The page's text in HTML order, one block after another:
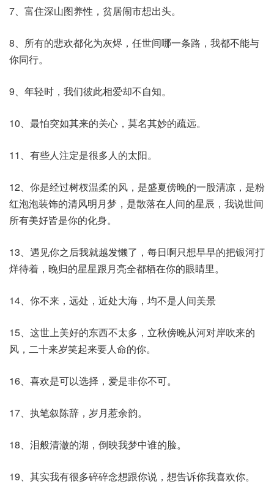
7、富住深山图养性，贫居闹市想出头。
8、所有的悲欢都化为灰烬，任世间哪一条路，我都不能与
你同行。
9、年轻时，我们彼此相爱却不自知。
10、最怕突如其来的关心，莫名其妙的疏远。
11、有些人注定是很多人的太阳。
12、你是经过树杈温柔的风，是盛夏傍晚的一股清凉，是粉
红泡泡装饰的清风明月梦，是散落在人间的星辰，我说世间
所有美好皆是你的化身。
13、遇见你之后我就越发懒了，每日啊只想早早的把银河打
烊待着，晚归的星星跟月亮全都栖在你的眼睛里。
14、你不来，远处，近处大海，均不是人间美景
15、这世上美好的东西不太多，立秋傍晚从河对岸吹来的
风，二十来岁笑起来要人命的你。
16、喜欢是可以选择，爱是非你不可。
17、执笔叙陈辞，岁月惹余韵。
18、泪般清澈的湖，倒映我梦中谁的脸。
19、其实我有很多碎碎念想跟你说，想告诉你我喜欢你。